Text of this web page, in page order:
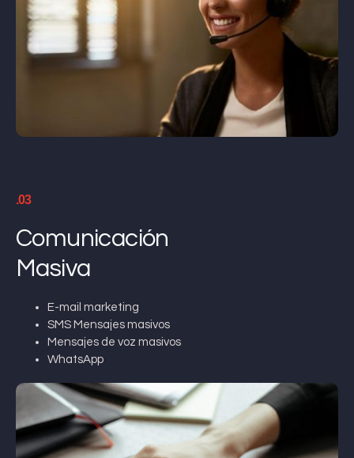
.03
Comunicación
Masiva
E-mail marketing
SMS Mensajes masivos
Mensajes de voz masivos
WhatsApp